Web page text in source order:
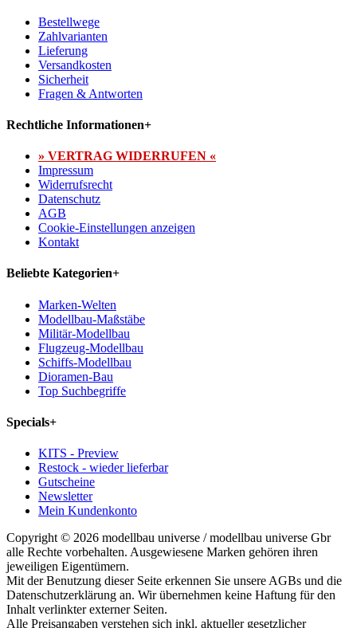
Bestellwege
Zahlvarianten
Lieferung
Versandkosten
Sicherheit
Fragen & Antworten
Rechtliche Informationen+
» VERTRAG WIDERRUFEN «
Impressum
Widerrufsrecht
Datenschutz
AGB
Cookie-Einstellungen anzeigen
Kontakt
Beliebte Kategorien+
Marken-Welten
Modellbau-Maßstäbe
Militär-Modellbau
Flugzeug-Modellbau
Schiffs-Modellbau
Dioramen-Bau
Top Suchbegriffe
Specials+
KITS - Preview
Restock - wieder lieferbar
Gutscheine
Newsletter
Mein Kundenkonto
Copyright © 2026 modellbau universe / modellbau universe Gbr
alle Rechte vorbehalten. Ausgewiesene Marken gehören ihren
jeweiligen Eigentümern.
Mit der Benutzung dieser Seite erkennen Sie unsere AGBs und die
Datenschutzerklärung an. Wir übernehmen keine Haftung für den
Inhalt verlinkter externer Seiten.
Alle Preisangaben verstehen sich inkl. aktueller gesetzlicher